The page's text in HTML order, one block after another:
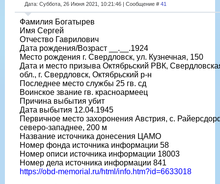
Дата: Суббота, 26 Июня 2021, 10:21:46 | Сообщение # 41
Фамилия Богатырев
Имя Сергей
Отчество Гаврилович
Дата рождения/Возраст __.__.1924
Место рождения г. Свердловск, ул. Кузнечная, 150
Дата и место призыва Октябрьский РВК,
обл., г. Свердловск, Октябрьский р-н
Последнее место службы 25 гв. сд
Воинское звание гв. красноармеец
Причина выбытия убит
Дата выбытия 12.04.1945
Первичное место захоронения Австрия, с.
северо-западнее, 200 м
Название источника донесения ЦАМО
Номер фонда источника информации 58
Номер описи источника информации 18003
Номер дела источника информации 841
https://obd-memorial.ru/html/info.htm?id=6633018